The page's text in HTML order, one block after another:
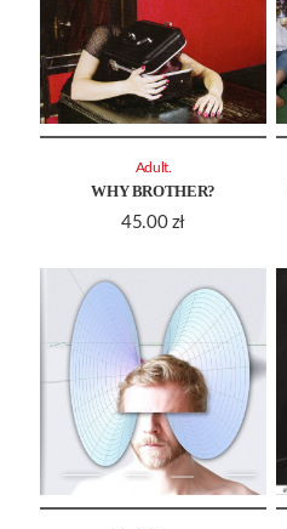
WHY BROTHER?
45.00 zł
Adult.